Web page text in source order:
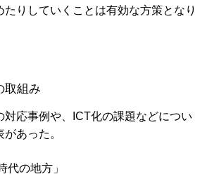
りしていくことは有効な方策となり
組み
対応事例や、ICT化の課題などについ
あった。
代の地方」